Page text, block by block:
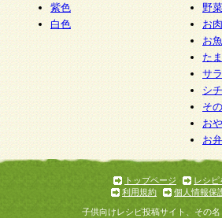
紫色
白色
野
お
お
た
サ
シ
そ
お
お
トップページ
レシピ
利用規約
個人情報保
子供向けレシピ投稿サイト、その